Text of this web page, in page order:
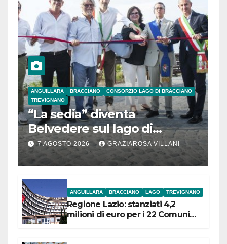
ANGUILLARA BRACCIANO
CONSORZIO LAGO DI BRACCIANO
TREVIGNANO
“La sedia” diventa
Belvedere sul lago di
Bracciano: ieri
l’inaugurazione
7 AGOSTO 2026 GRAZIAROSA VILLANI
ANGUILLARA BRACCIANO LAGO TREVIGNANO
Regione Lazio: stanziati 4,2
milioni di euro per i 22 Comuni